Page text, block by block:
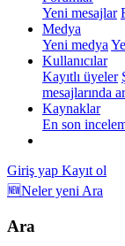
Yeni mesajlar
Medya
Yeni medya
Kullanıcılar
Kayıtlı üyeler
mesajlarında
Kaynaklar
En son
Giriş yap Kayıt ol
🆕Neler yeni Ara
Ara